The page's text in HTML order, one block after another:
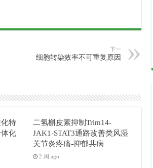
下一
细胞转染效率不可重复原因
特
化
二氢槲皮素抑制Trim14-
JAK1-STAT3通路改善类风湿
关节炎疼痛-抑郁共病
2 周 ago